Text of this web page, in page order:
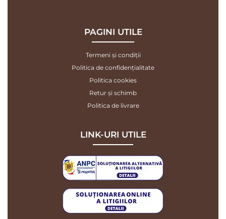
PAGINI UTILE
Termeni și condiții
Politica de confidențialitate
Politica cookies
Retur și schimb
Politica de livrare
LINK-URI UTILE